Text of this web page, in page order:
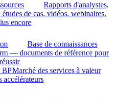
Rapports d'analystes,
de cas, vidéos, webinaires,
encore
Base de connaissances
— documents de référence pour
BPMarché des services à valeur
accélérateurs